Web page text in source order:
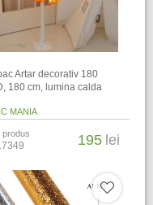
Artar decorativ 180
180 cm, lumina calda
MANIA
produs 195 lei